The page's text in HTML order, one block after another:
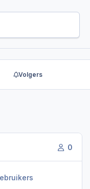
Volgers
0